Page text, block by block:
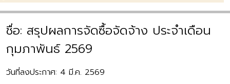
ชื่อ: สรุปผลการจัดซื้อจัดจ้าง ประจำเดือน
กุมภาพันธ์ 2569
วันที่ลงประกาศ: 4 มี.ค. 2569